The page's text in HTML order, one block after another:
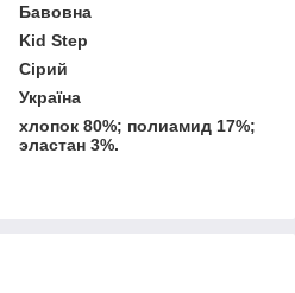
Бавовна
Kid Step
Сірий
Україна
хлопок 80%; полиамид 17%;
эластан 3%.